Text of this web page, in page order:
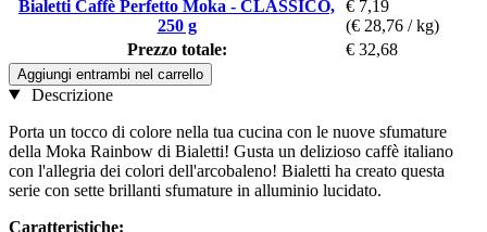
Bialetti Caffè Perfetto Moka - CLASSICO,
250 g
€ 7,19
(€ 28,76 / kg)
Prezzo totale:
€ 32,68
Aggiungi entrambi nel carrello
Descrizione
Porta un tocco di colore nella tua cucina con le nuove sfumature
della Moka Rainbow di Bialetti! Gusta un delizioso caffè italiano
con l'allegria dei colori dell'arcobaleno! Bialetti ha creato questa
serie con sette brillanti sfumature in alluminio lucidato.
Caratteristiche: